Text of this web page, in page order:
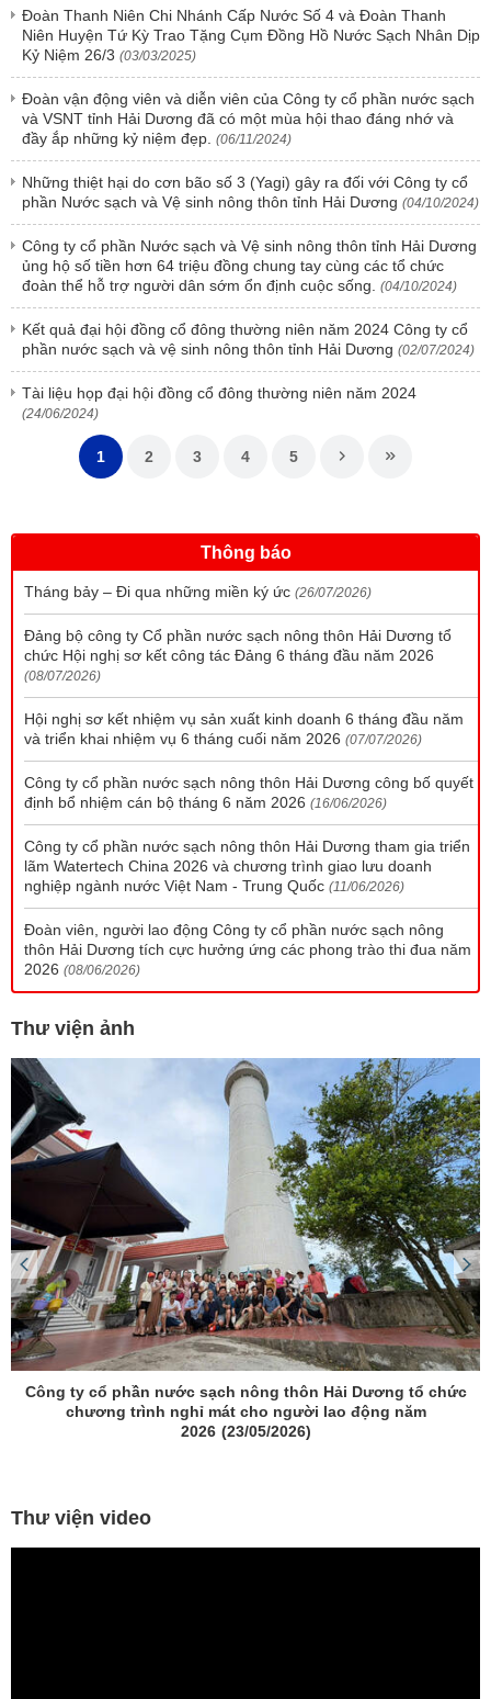
Đoàn Thanh Niên Chi Nhánh Cấp Nước Số 4 và Đoàn Thanh
Niên Huyện Tứ Kỳ Trao Tặng Cụm Đồng Hồ Nước Sạch Nhân Dịp
Kỷ Niệm 26/3 (03/03/2025)
Đoàn vận động viên và diễn viên của Công ty cổ phần nước sạch
và VSNT tỉnh Hải Dương đã có một mùa hội thao đáng nhớ và
đầy ắp những kỷ niệm đẹp. (06/11/2024)
Những thiệt hại do cơn bão số 3 (Yagi) gây ra đối với Công ty cổ
phần Nước sạch và Vệ sinh nông thôn tỉnh Hải Dương (04/10/2024)
Công ty cổ phần Nước sạch và Vệ sinh nông thôn tỉnh Hải Dương
ủng hộ số tiền hơn 64 triệu đồng chung tay cùng các tổ chức
đoàn thể hỗ trợ người dân sớm ổn định cuộc sống.
(04/10/2024)
Kết quả đại hội đồng cổ đông thường niên năm 2024 Công ty cổ
phần nước sạch và vệ sinh nông thôn tỉnh Hải Dương (02/07/2024)
Tài liệu họp đại hội đồng cổ đông thường niên năm 2024
(24/06/2024)
1 2 3 4 5
Thông báo
Tháng bảy – Đi qua những miền ký ức (26/07/2026)
Đảng bộ công ty Cổ phần nước sạch nông thôn Hải Dương tổ
chức Hội nghị sơ kết công tác Đảng 6 tháng đầu năm 2026
(08/07/2026)
Hội nghị sơ kết nhiệm vụ sản xuất kinh doanh 6 tháng đầu năm
và triển khai nhiệm vụ 6 tháng cuối năm 2026 (07/07/2026)
Công ty cổ phần nước sạch nông thôn Hải Dương công bố quyết
định bổ nhiệm cán bộ tháng 6 năm 2026 (16/06/2026)
Công ty cổ phần nước sạch nông thôn Hải Dương tham gia triển
lãm Watertech China 2026 và chương trình giao lưu doanh
nghiệp ngành nước Việt Nam - Trung Quốc (11/06/2026)
Đoàn viên, người lao động Công ty cổ phần nước sạch nông
thôn Hải Dương tích cực hưởng ứng các phong trào thi đua năm
2026 (08/06/2026)
Thư viện ảnh
Hướng dẫn thanh toán tiền nước trực tuyến (12/07/2021)
Thư viện video